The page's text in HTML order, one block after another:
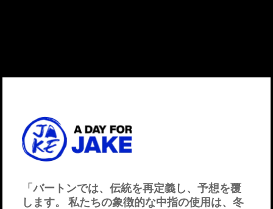
「バートンでは、伝統を再定義し、予想を覆
します。 私たちの象徴的な中指の使用は、冬